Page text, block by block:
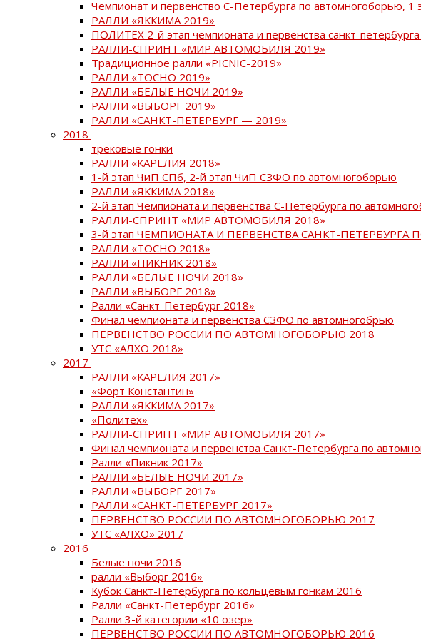
Чемпионат и первенство С-Петербурга по автомногоборью, 1
РАЛЛИ «ЯККИМА 2019»
ПОЛИТЕХ 2-й этап чемпионата и первенства санкт-
РАЛЛИ-СПРИНТ «МИР АВТОМОБИЛЯ 2019»
Традиционное ралли «PICNIC-2019»
РАЛЛИ «ТОСНО 2019»
РАЛЛИ «БЕЛЫЕ НОЧИ 2019»
РАЛЛИ «ВЫБОРГ 2019»
РАЛЛИ «САНКТ-ПЕТЕРБУРГ — 2019»
2018
трековые гонки
РАЛЛИ «КАРЕЛИЯ 2018»
1-й этап ЧиП СПб, 2-й этап ЧиП СЗФО по автомногоборью
РАЛЛИ «ЯККИМА 2018»
2-й этап Чемпионата и первенства С-Петербурга по
РАЛЛИ-СПРИНТ «МИР АВТОМОБИЛЯ 2018»
3-й этап ЧЕМПИОНАТА И ПЕРВЕНСТВА САНКТ-
РАЛЛИ «ТОСНО 2018»
РАЛЛИ «ПИКНИК 2018»
РАЛЛИ «БЕЛЫЕ НОЧИ 2018»
РАЛЛИ «ВЫБОРГ 2018»
Ралли «Санкт-Петербург 2018»
Финал чемпионата и первенства СЗФО по автомногобрью
ПЕРВЕНСТВО РОССИИ ПО АВТОМНОГОБОРЬЮ 2018
УТС «АЛХО 2018»
2017
РАЛЛИ «КАРЕЛИЯ 2017»
«Форт Константин»
РАЛЛИ «ЯККИМА 2017»
«Политех»
РАЛЛИ-СПРИНТ «МИР АВТОМОБИЛЯ 2017»
Финал чемпионата и первенства Санкт-Петербурга по
Ралли «Пикник 2017»
РАЛЛИ «БЕЛЫЕ НОЧИ 2017»
РАЛЛИ «ВЫБОРГ 2017»
РАЛЛИ «САНКТ-ПЕТЕРБУРГ 2017»
ПЕРВЕНСТВО РОССИИ ПО АВТОМНОГОБОРЬЮ 2017
УТС «АЛХО» 2017
2016
Белые ночи 2016
ралли «Выборг 2016»
Кубок Санкт-Петербурга по кольцевым гонкам 2016
Ралли «Санкт-Петербург 2016»
Ралли 3-й категории «10 озер»
ПЕРВЕНСТВО РОССИИ ПО АВТОМНОГОБОРЬЮ 2016